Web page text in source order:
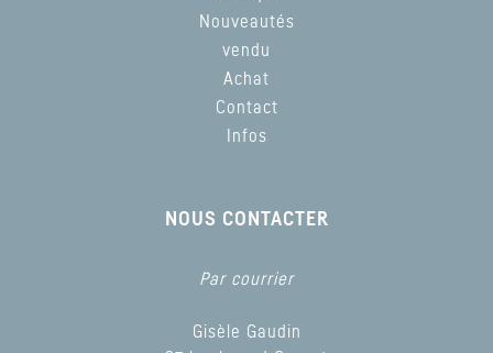
Nouveautés
vendu
Achat
Contact
Infos
NOUS CONTACTER
Par courrier
Gisèle Gaudin